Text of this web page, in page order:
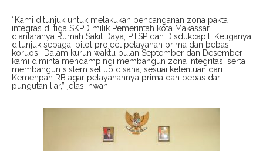
“Kami ditunjuk untuk melakukan pencanganan zona pakta
integras di tiga SKPD milik Pemerintah kota Makassar
diantaranya Rumah Sakit Daya, PTSP dan Disdukcapil. Ketiganya
ditunjuk sebagai pilot project pelayanan prima dan bebas
koruosi. Dalam kurun waktu bulan September dan Desember
kami diminta mendampingi membangun zona integritas, serta
membangun sistem set up disana, sesuai ketentuan dari
Kemenpan RB agar pelayanannya prima dan bebas dari
pungutan liar,” jelas Ihwan